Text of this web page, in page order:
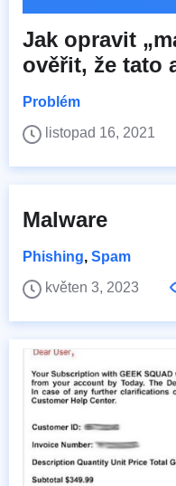
Jak opravit
ověřit, že tato
Problém
listopad 16, 2021
Malware
Phishing, Spam
květen 3, 2023